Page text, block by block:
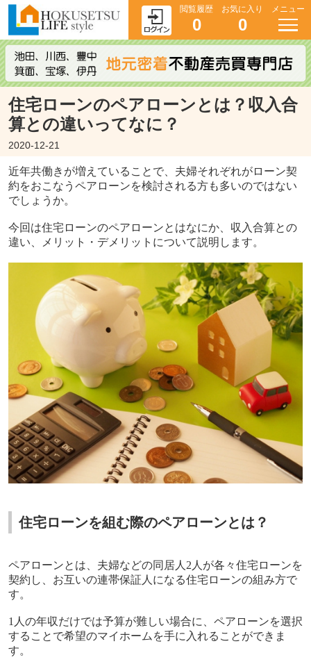
閲覧履歴
0
お気に入り
0
メニュー
住宅ローンのペアローンとは？収入合
算との違いってなに？
2020-12-21
近年共働きが増えていることで、夫婦それぞれがローン契
約をおこなうペアローンを検討される方も多いのではない
でしょうか。
今回は住宅ローンのペアローンとはなにか、収入合算との
違い、メリット・デメリットについて説明します。
住宅ローンを組む際のペアローンとは？
ペアローンとは、夫婦などの同居人 2 人が各々住宅ローンを
契約し、お互いの連帯保証人になる住宅ローンの組み方で
す。
1 人の年収だけでは予算が難しい場合に、ペアローンを選択
することで希望のマイホームを手に入れることができま
す。